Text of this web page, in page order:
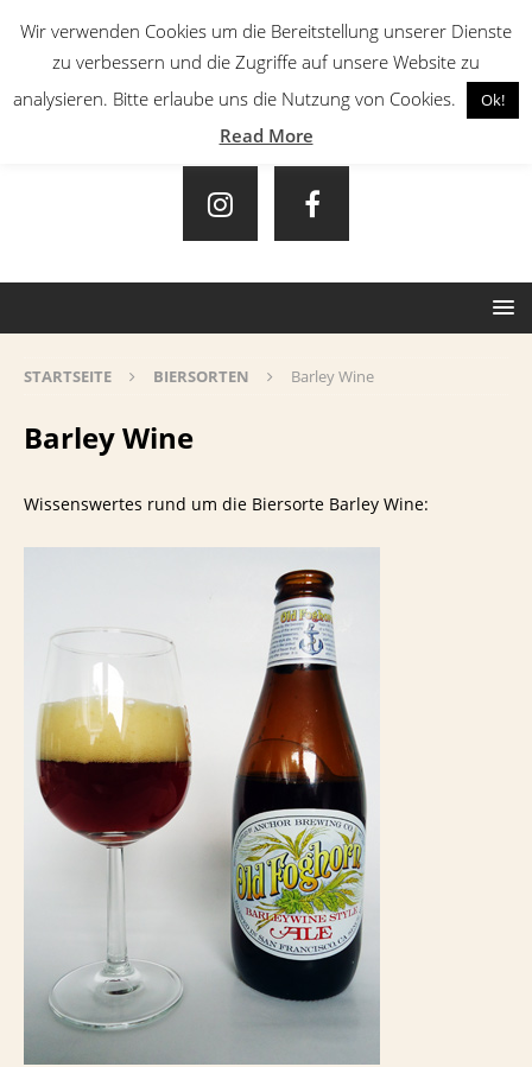
STARTSEITE BIERSORTEN Barley Wine
Barley Wine
Wissenswertes rund um die Biersorte Barley Wine:
Wir verwenden Cookies um die Bereitstellung unserer Dienste
zu verbessern und die Zugriffe auf unsere Website zu
analysieren. Bitte erlaube uns die Nutzung von Cookies.
Ok!
Read More